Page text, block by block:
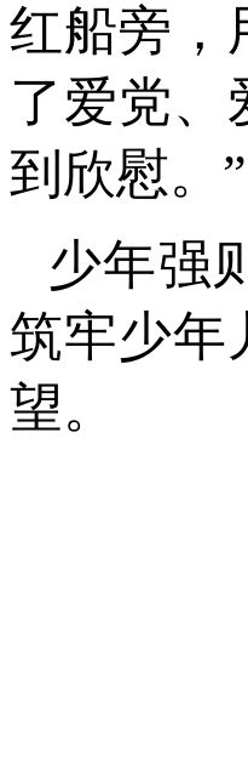
红船旁，
了爱党、
到欣慰。”
少年强
筑牢少年
望。